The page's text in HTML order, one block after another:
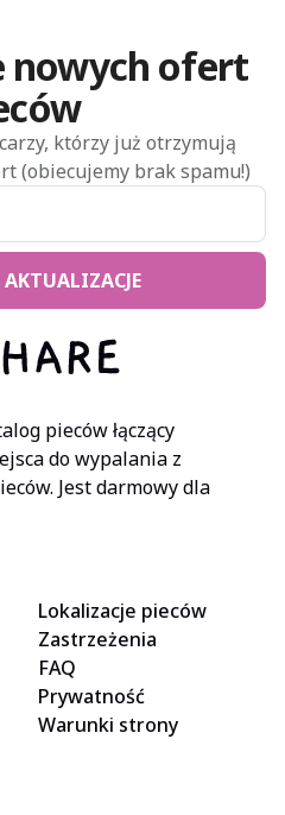
nowych ofert
którzy już otrzymują
(obiecujemy brak spamu!)
pieców łączący
do wypalania z
Jest darmowy dla
Lokalizacje pieców
Zastrzeżenia
FAQ
Prywatność
Warunki strony